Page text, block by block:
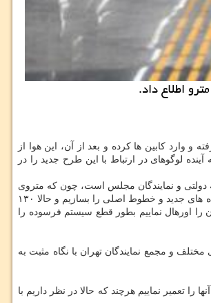
و وارد کابین ها کرده و بعد از آن، این هوا از
لوگوهای در ارتباط با این طرح جدید را در
و نمایندگان مجلس است، چون که متروی
تهران یک محصول فراشهرداری است و قطره قطره طی سالیان اخیر، پول، وام، سرمایه گذار داخلی و خارجی و غیره کمک کردند که هزینه های مترو تامین گردد و بتوانیم ایستگاه های جدید و خطوط اصلی را بسازیم و حالا ۱۳۰
را اورهال نماییم بطور قطع سیستم فرسوده را
و مجمع نمایندگان تهران با نگاه مثبت به
نتوانستیم بموقع آنها را تعمیر نماییم هرچند که حالا در نظر داریم با